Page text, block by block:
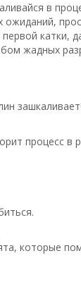
в
катки,
жадных
зашкаливает!
процесс в
которые